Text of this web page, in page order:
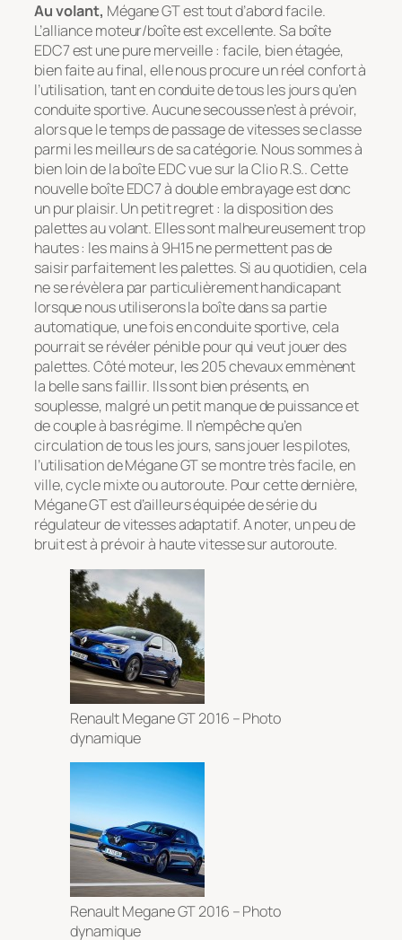
Au volant, Mégane GT est tout d’abord facile.
L’alliance moteur/boîte est excellente. Sa boîte
EDC7 est une pure merveille : facile, bien étagée,
bien faite au final, elle nous procure un réel confort à
l’utilisation, tant en conduite de tous les jours qu’en
conduite sportive. Aucune secousse n’est à prévoir,
alors que le temps de passage de vitesses se classe
parmi les meilleurs de sa catégorie. Nous sommes à
bien loin de la boîte EDC vue sur la Clio R.S.. Cette
nouvelle boîte EDC7 à double embrayage est donc
un pur plaisir. Un petit regret : la disposition des
palettes au volant. Elles sont malheureusement trop
hautes : les mains à 9H15 ne permettent pas de
saisir parfaitement les palettes. Si au quotidien, cela
ne se révèlera par particulièrement handicapant
lorsque nous utiliserons la boîte dans sa partie
automatique, une fois en conduite sportive, cela
pourrait se révéler pénible pour qui veut jouer des
palettes. Côté moteur, les 205 chevaux emmènent
la belle sans faillir. Ils sont bien présents, en
souplesse, malgré un petit manque de puissance et
de couple à bas régime. Il n’empêche qu’en
circulation de tous les jours, sans jouer les pilotes,
l’utilisation de Mégane GT se montre très facile, en
ville, cycle mixte ou autoroute. Pour cette dernière,
Mégane GT est d’ailleurs équipée de série du
régulateur de vitesses adaptatif. A noter, un peu de
bruit est à prévoir à haute vitesse sur autoroute.
Renault Megane GT 2016 – Photo
dynamique
Renault Megane GT 2016 – Photo
dynamique